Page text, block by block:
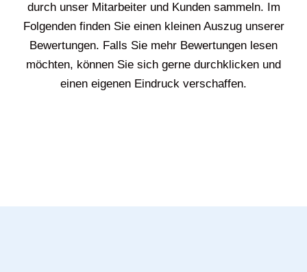
durch unser Mitarbeiter und Kunden sammeln. Im
Folgenden finden Sie einen kleinen Auszug unserer
Bewertungen. Falls Sie mehr Bewertungen lesen
möchten, können Sie sich gerne durchklicken und
einen eigenen Eindruck verschaffen.